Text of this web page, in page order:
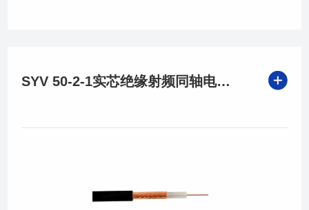
SYV 50-2-1实芯绝缘射频同轴电缆，高品质传输保障